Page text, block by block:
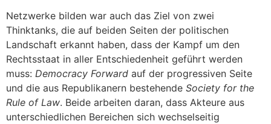
Netzwerke bilden war auch das Ziel von zwei
Thinktanks, die auf beiden Seiten der politischen
Landschaft erkannt haben, dass der Kampf um den
Rechtsstaat in aller Entschiedenheit geführt werden
muss: Democracy Forward auf der progressiven Seite
und die aus Republikanern bestehende Society for the
Rule of Law. Beide arbeiten daran, dass Akteure aus
unterschiedlichen Bereichen sich wechselseitig